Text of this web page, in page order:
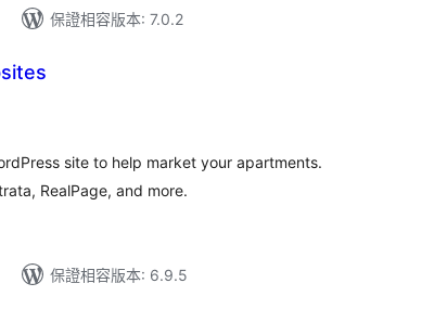
保證相容版本: 7.0.2
site to help market your apartments.
RealPage, and more.
保證相容版本: 6.9.5